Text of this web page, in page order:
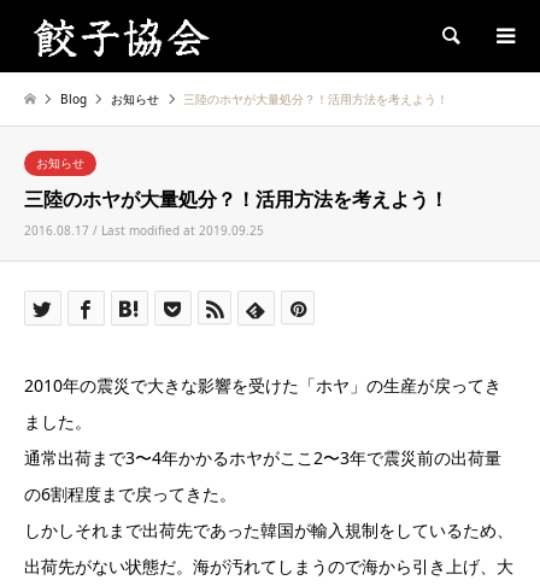
Search
Blog お知らせ 三陸のホヤが大量処分？！活用方法を考えよう！
お知らせ
三陸のホヤが大量処分？！活用方法を考えよう！
2016.08.17 / Last modified at 2019.09.25
2010年の震災で大きな影響を受けた「ホヤ」の生産が戻ってき
ました。
通常出荷まで3〜4年かかるホヤがここ2〜3年で震災前の出荷量
の6割程度まで戻ってきた。
しかしそれまで出荷先であった韓国が輸入規制をしているため、
出荷先がない状態だ。海が汚れてしまうので海から引き上げ、大